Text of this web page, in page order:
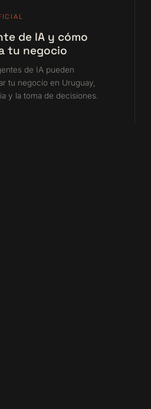
de IA y cómo
tu negocio
de IA pueden
tu negocio en Uruguay,
y la toma de decisiones.